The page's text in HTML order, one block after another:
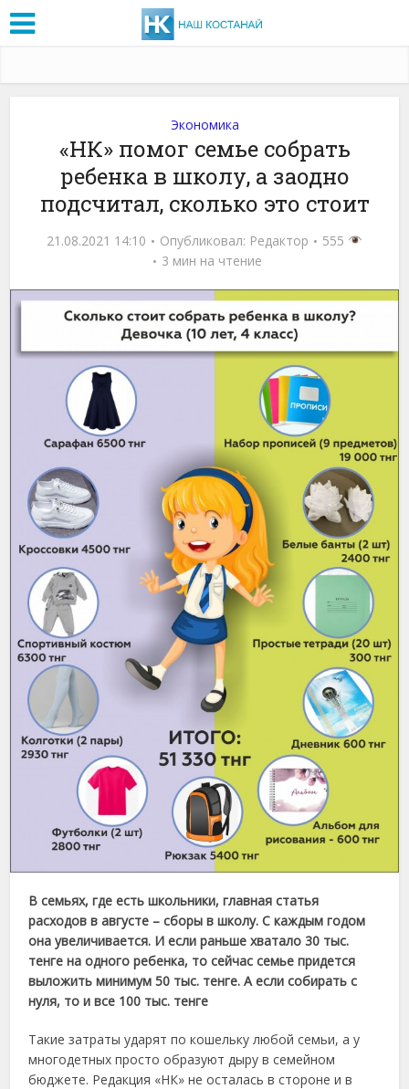
Экономика
«НК» помог семье собрать
ребенка в школу, а заодно
подсчитал, сколько это стоит
21.08.2021 14:10 Опубликовал: Редактор
555
3 мин на чтение
В семьях, где есть школьники, главная статья
расходов в августе – сборы в школу. С каждым годом
она увеличивается. И если раньше хватало 30 тыс.
тенге на одного ребенка, то сейчас семье придется
выложить минимум 50 тыс. тенге. А если собирать с
нуля, то и все 100 тыс. тенге
Такие затраты ударят по кошельку любой семьи, а у
многодетных просто образуют дыру в семейном
бюджете. Редакция «НК» не осталась в стороне и в